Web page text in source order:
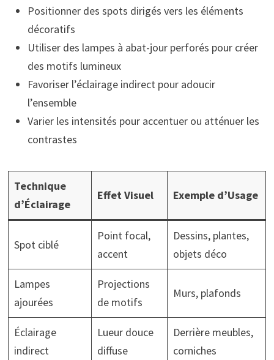
Positionner des spots dirigés vers les éléments
décoratifs
Utiliser des lampes à abat-jour perforés pour créer
des motifs lumineux
Favoriser l’éclairage indirect pour adoucir
l’ensemble
Varier les intensités pour accentuer ou atténuer les
contrastes
Technique
d’Éclairage
Effet Visuel Exemple d’Usage
Spot ciblé
Point focal,
accent
Dessins, plantes,
objets déco
Lampes
ajourées
Projections
de motifs
Murs, plafonds
Éclairage
indirect
Lueur douce
diffuse
Derrière meubles,
corniches